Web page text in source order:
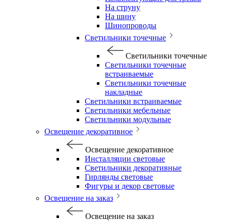
На струну
На шину
Шинопроводы
Светильники точечные
Светильники точечные
Светильники точечные
встраиваемые
Светильники точечные
накладные
Светильники встраиваемые
Светильники мебельные
Светильники модульные
Освещение декоративное
Освещение декоративное
Инсталляции световые
Светильники декоративные
Гирлянды световые
Фигуры и декор световые
Освещение на заказ
Освещение на заказ